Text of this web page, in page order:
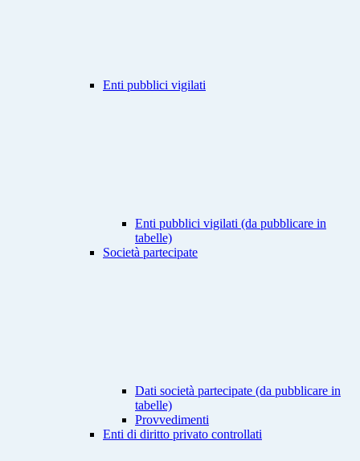
Enti pubblici vigilati
Enti pubblici vigilati (da pubblicare in
tabelle)
Società partecipate
Dati società partecipate (da pubblicare in
tabelle)
Provvedimenti
Enti di diritto privato controllati